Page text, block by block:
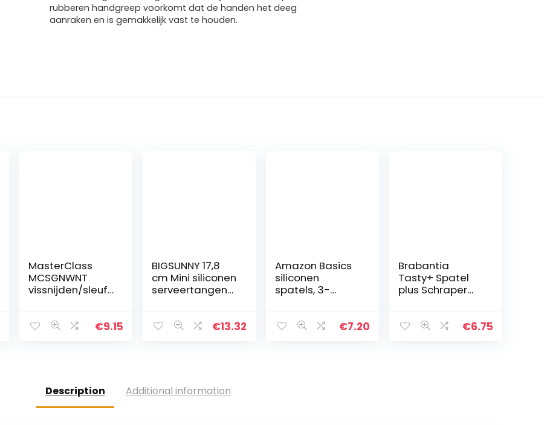
rubberen handgreep voorkomt dat de handen het deeg
aanraken en is gemakkelijk vast te houden.
MasterClass
MCSGNWNT
vissnijden/sleuf
handgreep, niet
€9.15
BIGSUNNY 17,8
cm Mini siliconen
serveertangens
€13.32
Amazon Basics
siliconen
spatels, 3-
€7.20
Brabantia
Tasty+ Spatel
plus Schraper
€6.75
Description Additional information